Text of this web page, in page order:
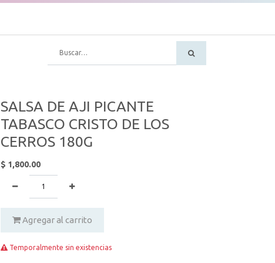
SALSA DE AJI PICANTE
TABASCO CRISTO DE LOS
CERROS 180G
$ 1,800.00
Agregar al carrito
Temporalmente sin existencias